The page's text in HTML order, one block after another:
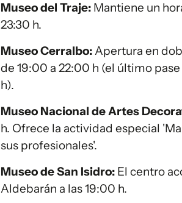
Museo del Traje: Mantiene un
23:30 h.
Museo Cerralbo:Apertura en
de 19:00 a 22:00 h (el último
h).
Museo Nacional de Artes
h. Ofrece la actividad especial
sus profesionales'.
Museo de San Isidro: El centro
Aldebarán a las 19:00 h.